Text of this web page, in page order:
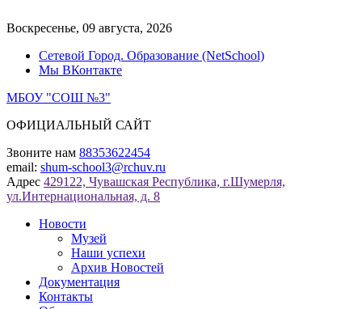
к
Воскресенье, 09 августа, 2026
Сетевой Город. Образование (NetSchool)
Мы ВКонтакте
МБОУ "СОШ №3"
ОФИЦИАЛЬНЫЙ САЙТ
Звоните нам 88353622454
email: shum-school3@rchuv.ru
Адрес 429122, Чувашская Республика, г.Шумерля,
ул.Интернациональная, д. 8
Новости
Музей
Наши успехи
Архив Новостей
Документация
Контакты